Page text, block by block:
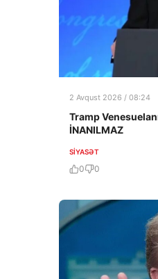
2 Avqust 2026 / 08:24
Tramp
İNANILMAZ
SIYASƏT
0 0